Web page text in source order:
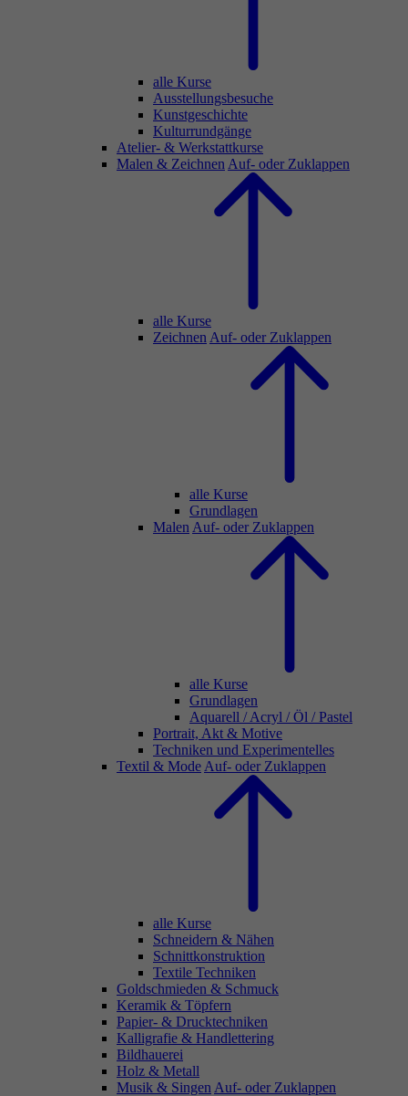
alle Kurse
Ausstellungsbesuche
Kunstgeschichte
Kulturrundgänge
Atelier- & Werkstattkurse
Malen & Zeichnen Auf- oder Zuklappen
alle Kurse
Zeichnen Auf- oder Zuklappen
alle Kurse
Grundlagen
Malen Auf- oder Zuklappen
alle Kurse
Grundlagen
Aquarell / Acryl / Öl / Pastel
Portrait, Akt & Motive
Techniken und Experimentelles
Textil & Mode Auf- oder Zuklappen
alle Kurse
Schneidern & Nähen
Schnittkonstruktion
Textile Techniken
Goldschmieden & Schmuck
Keramik & Töpfern
Papier- & Drucktechniken
Kalligrafie & Handlettering
Bildhauerei
Holz & Metall
Musik & Singen Auf- oder Zuklappen